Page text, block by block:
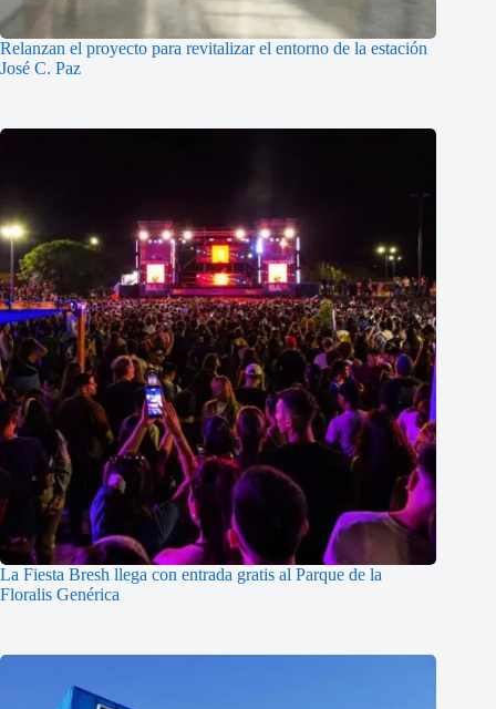
Relanzan el proyecto para revitalizar el entorno de la estación
José C. Paz
La Fiesta Bresh llega con entrada gratis al Parque de la
Floralis Genérica